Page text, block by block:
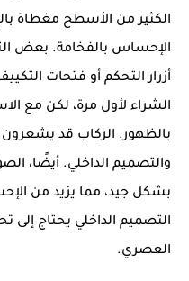
الكثير من الأسطح مغطاة
الإحساس بالفخامة. بعض
أزرار التحكم أو فتحات
الشراء لأول مرة، لكن مع
بالظهور. الركاب قد يشعرون
والتصميم الداخلي. أيضًا،
بشكل جيد، مما يزيد من
التصميم الداخلي يحتاج إلى
العصري.